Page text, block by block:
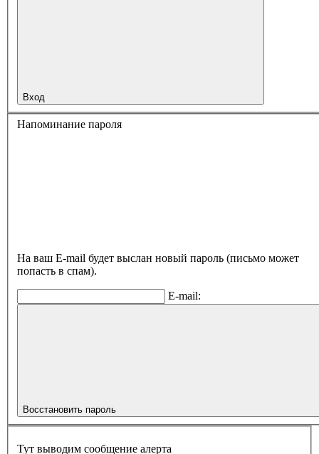
Вход
Напоминание пароля
На ваш E-mail будет выслан новый пароль (письмо может
попасть в спам).
E-mail:
Восстановить пароль
Тут выводим сообщение алерта